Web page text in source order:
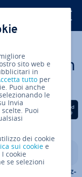
mo­ne­
fan con
Facebook
via Twitter
Condividi via
di video più uti­liz­
sito web e
in
tutto per
Puoi anche
le
Invia
Puoi
dei cookie
sui cookie e
I cookie
se selezioni